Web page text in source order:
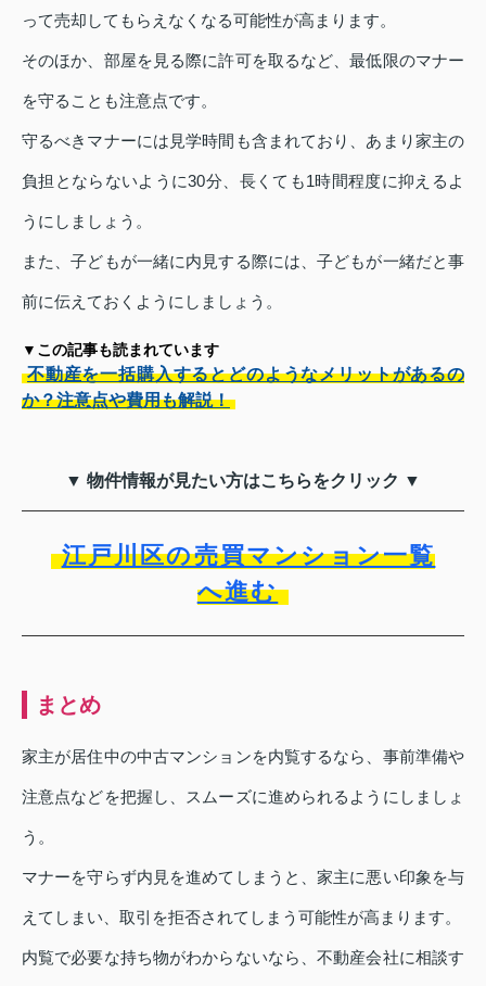
って売却してもらえなくなる可能性が高まります。
そのほか、部屋を見る際に許可を取るなど、最低限のマナー
を守ることも注意点です。
守るべきマナーには見学時間も含まれており、あまり家主の
負担とならないように30分、長くても1時間程度に抑えるよ
うにしましょう。
また、子どもが一緒に内見する際には、子どもが一緒だと事
前に伝えておくようにしましょう。
▼この記事も読まれています
不動産を一括購入するとどのようなメリットがあるの
か？注意点や費用も解説！
▼ 物件情報が見たい方はこちらをクリック ▼
江戸川区の売買マンション一覧
へ進む
まとめ
家主が居住中の中古マンションを内覧するなら、事前準備や
注意点などを把握し、スムーズに進められるようにしましょ
う。
マナーを守らず内見を進めてしまうと、家主に悪い印象を与
えてしまい、取引を拒否されてしまう可能性が高まります。
内覧で必要な持ち物がわからないなら、不動産会社に相談す